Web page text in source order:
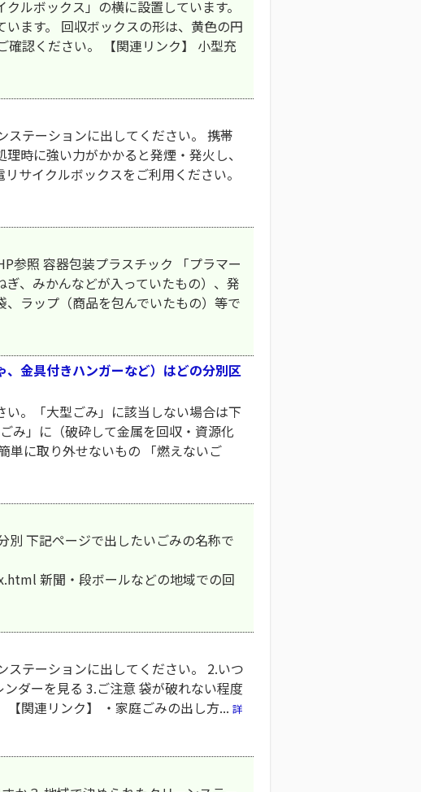
ルボックス」の横に設置しています。
ます。 回収ボックスの形は、黄色の円
認ください。 【関連リンク】 小型充
ステーションに出してください。 携帯
時に強い力がかかると発煙・発火し、
サイクルボックスをご利用ください。
参照 容器包装プラスチック 「プラマー
、みかんなどが入っていたもの）、発
ラップ（商品を包んでいたもの）等で
金具付きハンガーなど）はどの分別区
。「大型ごみ」に該当しない場合は下
み」に（破砕して金属を回収・資源化
単に取り外せないもの 「燃えないご
下記ページで出したいごみの名称で
新聞・段ボールなどの地域での回
ステーションに出してください。 2.いつ
ダーを見る 3.ご注意 袋が破れない程度
関連リンク】 ・家庭ごみの出し方... 詳